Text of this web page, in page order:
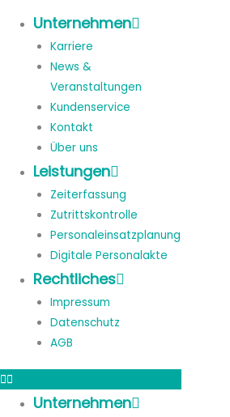
Unternehmen
Karriere
News &
Veranstaltungen
Kundenservice
Kontakt
Über uns
Leistungen
Zeiterfassung
Zutrittskontrolle
Personaleinsatzplanung
Digitale Personalakte
Rechtliches
Impressum
Datenschutz
AGB
Unternehmen